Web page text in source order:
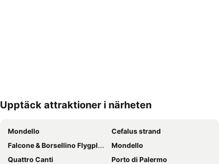
Förstora kartan
Upptäck attraktioner i närheten
Mondello
Cefalus strand
Falcone & Borsellino Flygplats
Mondello
Quattro Canti
Porto di Palermo